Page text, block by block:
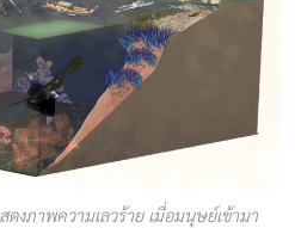
งภาพความเลวร้าย เมื่อมนุษย์เข้ามา